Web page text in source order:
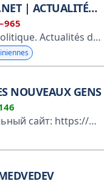
D'UKRAINE ET DU MONDE, GUERRE ET ANALYSES
et du monde. Chaîne TG du portail Censor.NET. https://censor.net
NOUVEAUX GENS
Официальный сайт: https://newpeople.pro Написать нам